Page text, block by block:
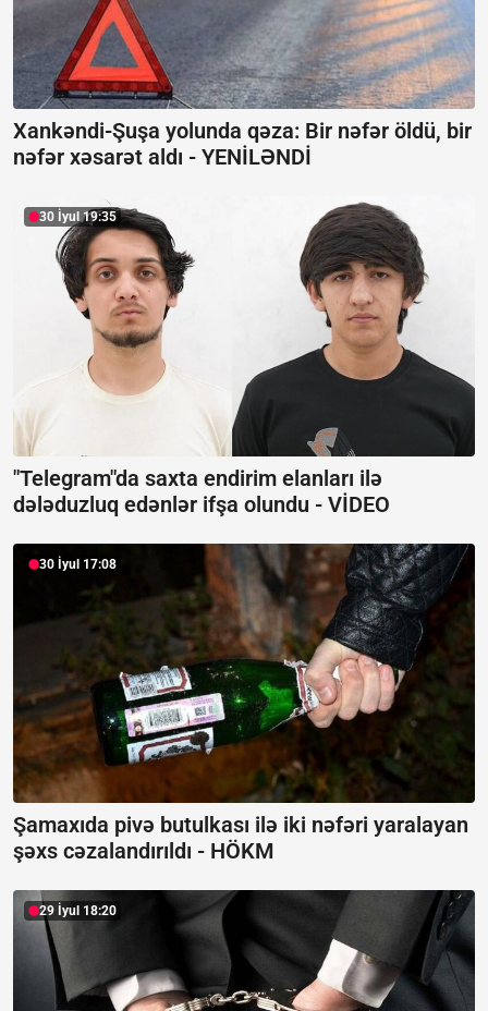
Xankəndi-Şuşa yolunda qəza: Bir nəfər öldü, bir
nəfər xəsarət aldı - YENİLƏNDİ
30 İyul 19:35
"Telegram"da saxta endirim elanları ilə
dələduzluq edənlər ifşa olundu - VİDEO
30 İyul 17:08
Şamaxıda pivə butulkası ilə iki nəfəri yaralayan
şəxs cəzalandırıldı - HÖKM
29 İyul 18:20